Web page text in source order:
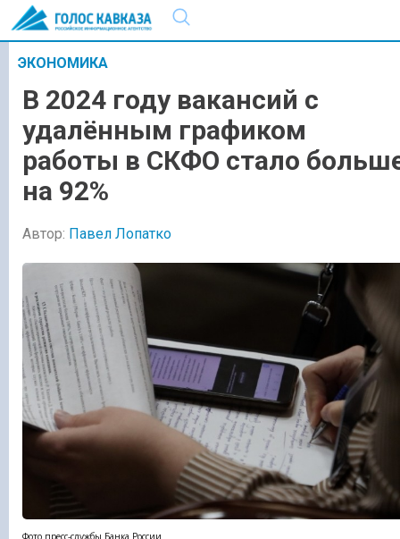
ЭКОНОМИКА
В 2024 году вакансий с
удалённым графиком
работы в СКФО стало
на 92%
Автор: Павел Лопатко
Фото пресс-службы Банка России